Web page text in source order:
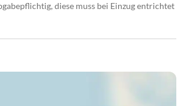
diese muss bei Einzug entrichtet